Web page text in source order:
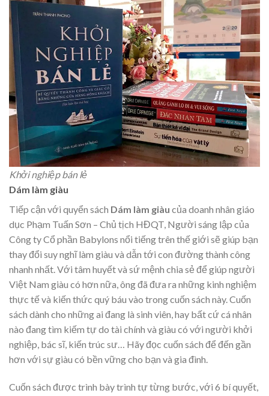
Khởi nghiệp bán lẻ
Dám làm giàu
Tiếp cận với quyển sách Dám làm giàu của doanh nhân giáo
dục Phạm Tuấn Sơn – Chủ tịch HĐQT, Người sáng lập của
Công ty Cổ phần Babylons nổi tiếng trên thế giới sẽ giúp bạn
thay đổi suy nghĩ làm giàu và dẫn tới con đường thành công
nhanh nhất. Với tâm huyết và sứ mệnh chia sẻ để giúp người
Việt Nam giàu có hơn nữa, ông đã đưa ra những kinh nghiệm
thực tế và kiến thức quý báu vào trong cuốn sách này. Cuốn
sách dành cho những ai đang là sinh viên, hay bất cứ cá nhân
nào đang tìm kiếm tự do tài chính và giàu có với người khởi
nghiệp, bác sĩ, kiến trúc sư… Hãy đọc cuốn sách để đến gần
hơn với sự giàu có bền vững cho bạn và gia đình.
Cuốn sách được trình bày trình tự từng bước, với 6 bí quyết,